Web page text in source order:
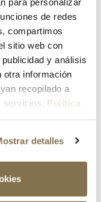
de redes
compartimos
sitio web con
y análisis
otra información
recopilado a
servicios. Política
detalles